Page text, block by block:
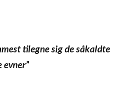
tilegne sig de såkaldte
evner”